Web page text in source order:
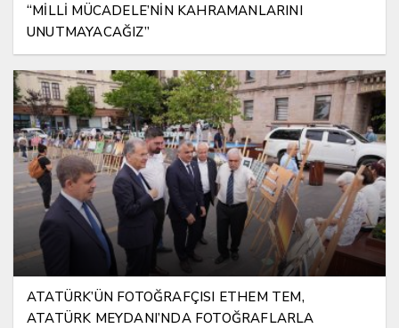
“MİLLİ MÜCADELE’NİN KAHRAMANLARINI
UNUTMAYACAĞIZ”
ATATÜRK’ÜN FOTOĞRAFÇISI ETHEM TEM,
ATATÜRK MEYDANI’NDA FOTOĞRAFLARLA